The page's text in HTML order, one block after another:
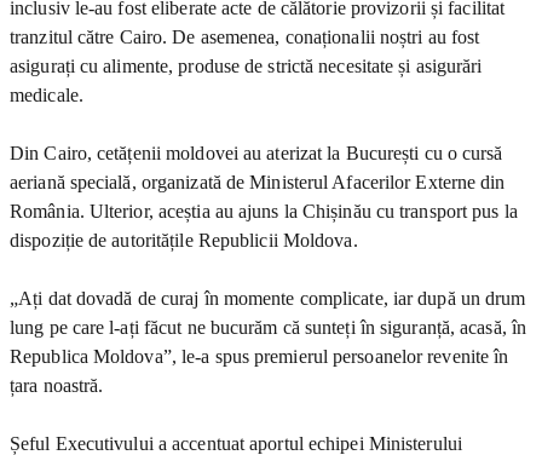
inclusiv le-au fost eliberate acte de călătorie provizorii și facilitat
tranzitul către Cairo. De asemenea, conaționalii noștri au fost
asigurați cu alimente, produse de strictă necesitate și asigurări
medicale.
Din Cairo, cetățenii moldovei au aterizat la București cu o cursă
aeriană specială, organizată de Ministerul Afacerilor Externe din
România. Ulterior, aceștia au ajuns la Chișinău cu transport pus la
dispoziție de autoritățile Republicii Moldova.
„Ați dat dovadă de curaj în momente complicate, iar după un drum
lung pe care l-ați făcut ne bucurăm că sunteți în siguranță, acasă, în
Republica Moldova”, le-a spus premierul persoanelor revenite în
țara noastră.
Șeful Executivului a accentuat aportul echipei Ministerului